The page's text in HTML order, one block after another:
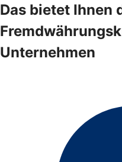
Das bietet Ihnen
Unternehmen